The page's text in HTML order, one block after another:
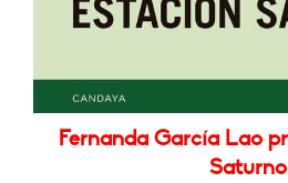
Fernanda García Lao
Saturno